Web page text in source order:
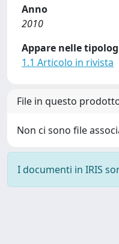
Anno
2010
Appare nelle
1.1 Articolo in rivista
File in questo
Non ci sono file
I documenti in IRIS